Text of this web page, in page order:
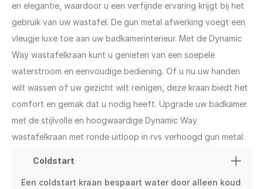
en elegantie, waardoor u een verfijnde ervaring krijgt bij het
gebruik van uw wastafel. De gun metal afwerking voegt een
vleugje luxe toe aan uw badkamerinterieur. Met de Dynamic
Way wastafelkraan kunt u genieten van een soepele
waterstroom en eenvoudige bediening. Of u nu uw handen
wilt wassen of uw gezicht wilt reinigen, deze kraan biedt het
comfort en gemak dat u nodig heeft. Upgrade uw badkamer
met de stijlvolle en hoogwaardige Dynamic Way
wastafelkraan met ronde uitloop in rvs verhoogd gun metal.
Coldstart
Een coldstart kraan bespaart water door alleen koud